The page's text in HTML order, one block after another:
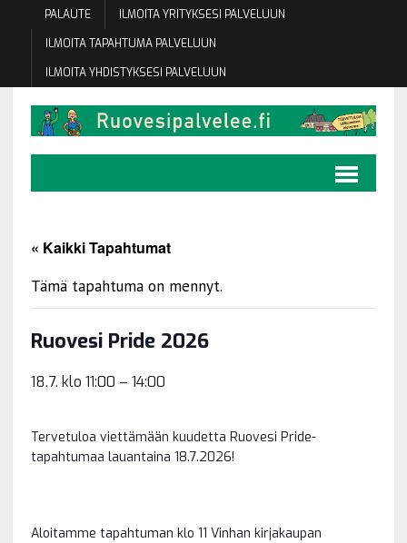
PALAUTE
ILMOITA YRITYKSESI PALVELUUN
ILMOITA TAPAHTUMA PALVELUUN
ILMOITA YHDISTYKSESI PALVELUUN
« Kaikki Tapahtumat
Tämä tapahtuma on mennyt.
Ruovesi Pride 2026
18.7. klo 11:00 – 14:00
Tervetuloa viettämään kuudetta Ruovesi Pride-
tapahtumaa lauantaina 18.7.2026!
Aloitamme tapahtuman klo 11 Vinhan kirjakaupan